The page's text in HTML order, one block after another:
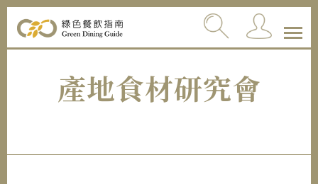
產地食材研究會